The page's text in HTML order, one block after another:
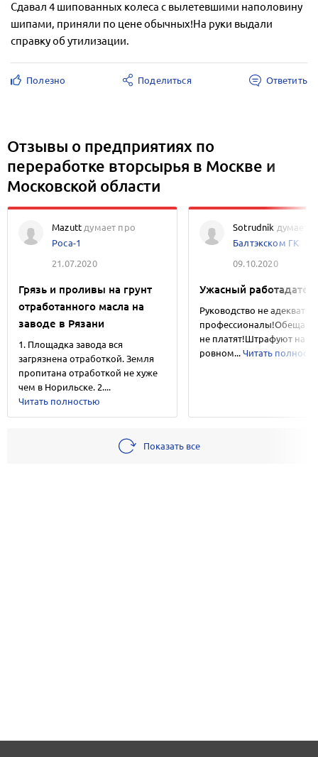
Сдавал 4 шипованных колеса с вылетевшими наполовину
шипами, приняли по цене обычных!На руки выдали
справку об утилизации.
Полезно Поделиться Ответить
Отзывы о предприятиях по
переработке вторсырья в Москве и
Московской области
Mazutt думает про
Роса-1
21.07.2020
Грязь и проливы на грунт
отработанного масла на
заводе в Рязани
1. Площадка завода вся
загрязнена отработкой. Земля
пропитана отработкой не хуже
чем в Норильске. 2....
Читать полностью
Sotrudnik думает
Балтэкском ГК
09.10.2020
Ужасный
Руководство не адекваты
не платят!Штрафуют на
ровном...Читать
Показать все